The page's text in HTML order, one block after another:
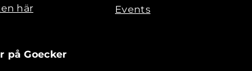
här
på Goecker
Events